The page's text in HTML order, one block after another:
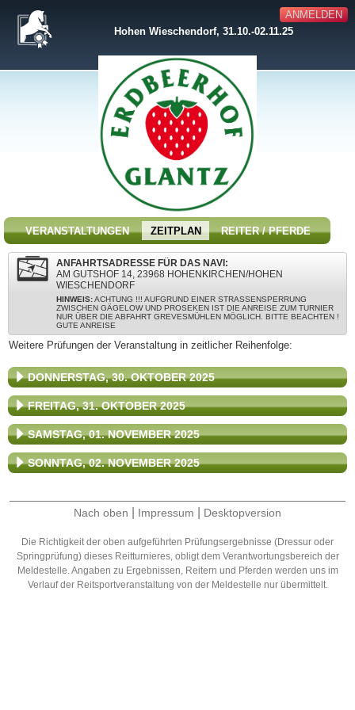
ANMELDEN
Hohen Wieschendorf, 31.10.-02.11.25
VERANSTALTUNGEN ZEITPLAN REITER / PFERDE
ANFAHRTSADRESSE FÜR DAS NAVI:
AM GUTSHOF 14, 23968 HOHENKIRCHEN/HOHEN
WIESCHENDORF
HINWEIS:ACHTUNG !!! AUFGRUND EINER STRASSENSPERRUNG Z
WISCHEN GÄGELOW UND PROSEKEN IST DIE ANREISE ZUM TURNIER N
UR ÜBER DIE ABFAHRT GREVESMÜHLEN MÖGLICH. BITTE BEACHTEN ! G
UTE ANREISE
Weitere Prüfungen der Veranstaltung in zeitlicher Reihenfolge:
DONNERSTAG, 30. OKTOBER 2025
FREITAG, 31. OKTOBER 2025
SAMSTAG, 01. NOVEMBER 2025
SONNTAG, 02. NOVEMBER 2025
Nach oben Impressum Desktopversion
Die Richtigkeit der oben aufgeführten Prüfungsergebnisse (Dressur oder
Springprüfung) dieses Reitturnieres, obligt dem Verantwortungsbereich der
Meldestelle. Angaben zu Ergebnissen, Reitern und Pferden werden uns im
Verlauf der Reitsportveranstaltung von der Meldestelle nur übermittelt.